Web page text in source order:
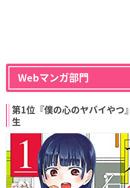
Webマンガ部門
第1位『僕の心のヤバイやつ
生